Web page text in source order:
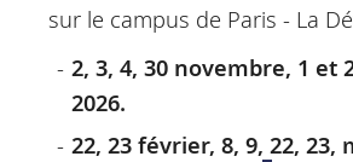
sur le campus de Paris - La
2, 3, 4, 30 novembre, 1 et
2026.
22, 23 février, 8, 9, 22, 23,